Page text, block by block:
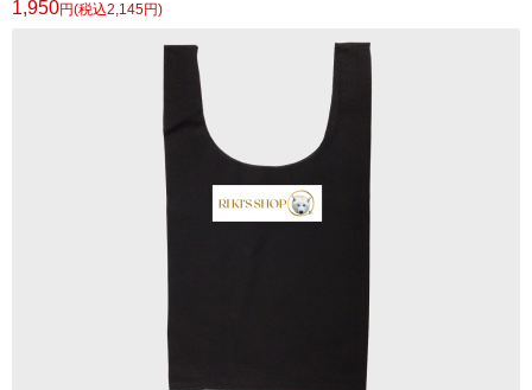
1,950円(税込2,145円)